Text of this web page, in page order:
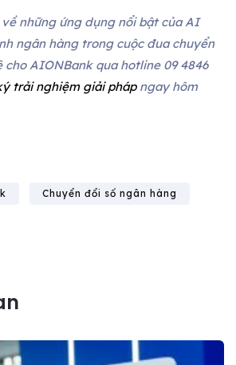
những ứng dụng nổi bật của AI
ngân hàng trong cuộc đua chuyển
cho AIONBank qua hotline 09 4846
trải nghiệm giải phápngay hôm
Chuyển đổi số ngân hàng